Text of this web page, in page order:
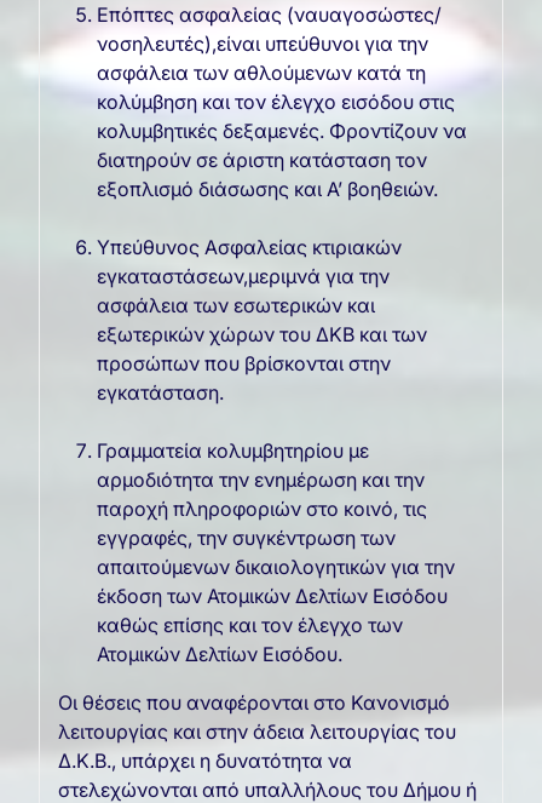
Επόπτες ασφαλείας (ναυαγοσώστες/
νοσηλευτές),είναι υπεύθυνοι για την
ασφάλεια των αθλούμενων κατά τη
κολύμβηση και τον έλεγχο εισόδου στις
κολυμβητικές δεξαμενές. Φροντίζουν να
διατηρούν σε άριστη κατάσταση τον
εξοπλισμό διάσωσης και Α’ βοηθειών.
Υπεύθυνος Ασφαλείας κτιριακών
εγκαταστάσεων,μεριμνά για την
ασφάλεια των εσωτερικών και
εξωτερικών χώρων του ΔΚΒ και των
προσώπων που βρίσκονται στην
εγκατάσταση.
Γραμματεία κολυμβητηρίου με
αρμοδιότητα την ενημέρωση και την
παροχή πληροφοριών στο κοινό, τις
εγγραφές, την συγκέντρωση των
απαιτούμενων δικαιολογητικών για την
έκδοση των Ατομικών Δελτίων Εισόδου
καθώς επίσης και τον έλεγχο των
Ατομικών Δελτίων Εισόδου.
Οι θέσεις που αναφέρονται στο Κανονισμό
λειτουργίας και στην άδεια λειτουργίας του
Δ.Κ.Β., υπάρχει η δυνατότητα να
στελεχώνονται από υπαλλήλους του Δήμου ή